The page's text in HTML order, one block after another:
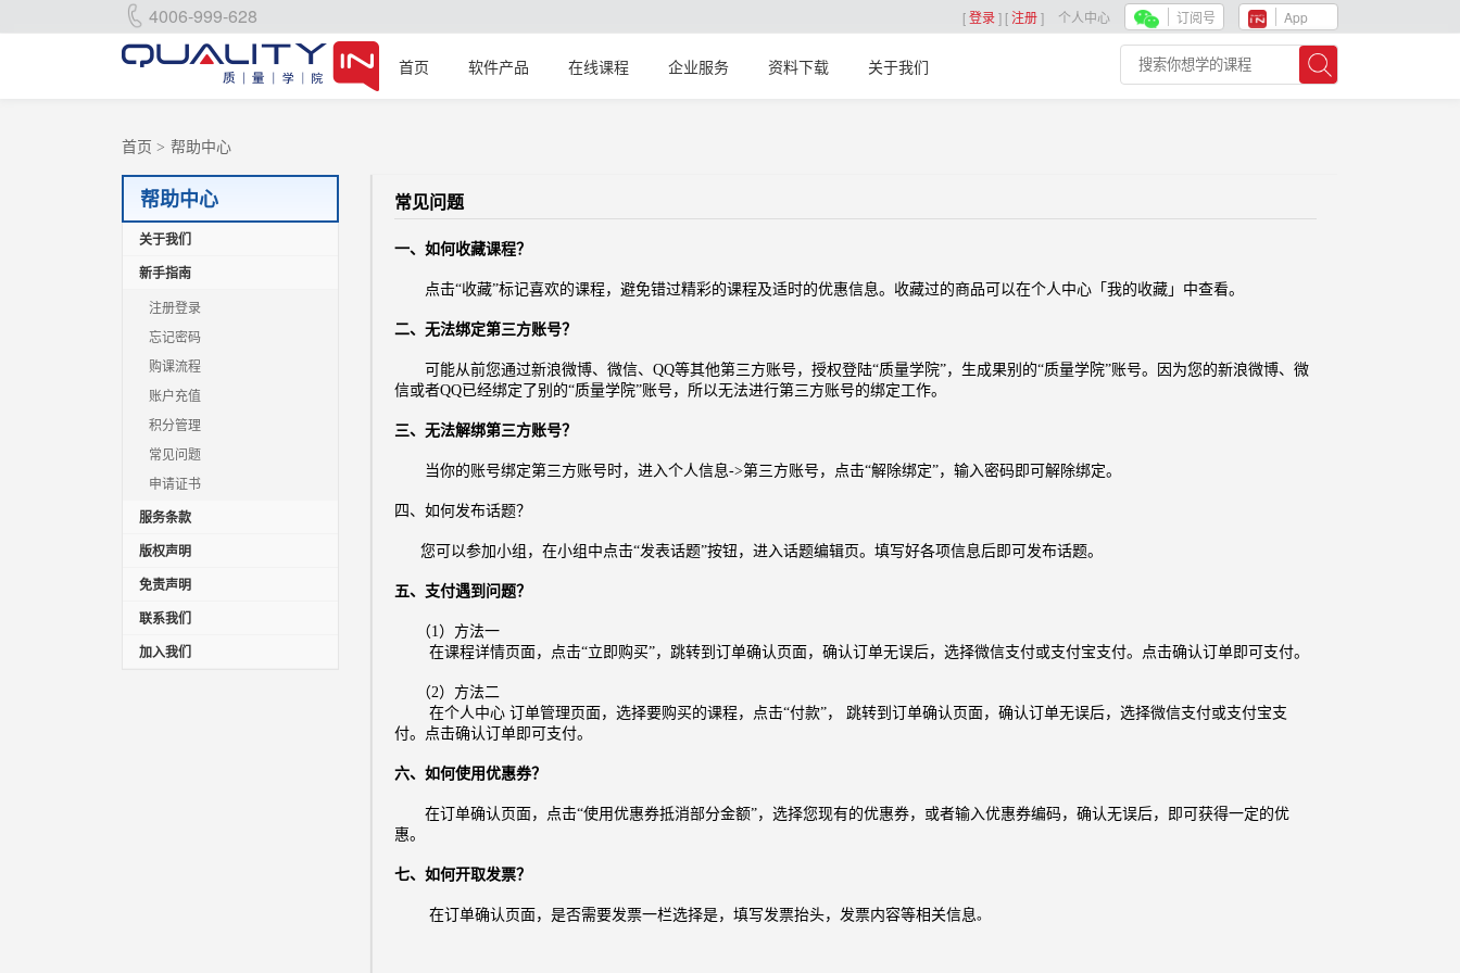
4006-999-628 [登录] [注册] 个人中心 订阅号 App
首页 软件产品 在线课程 企业服务 资料下载 关于我们
首页 > 帮助中心
帮助中心
关于我们
新手指南
注册登录
忘记密码
购课流程
账户充值
积分管理
常见问题
申请证书
服务条款
版权声明
免责声明
联系我们
加入我们
常见问题
一、如何收藏课程？
点击“收藏”标记喜欢的课程，避免错过精彩的课程及适时的优惠信息。收藏过的商品可以在个人中心「我的收藏」中查看。
二、 无法绑定第三方账号？
可能从前您通过新浪微博、微信、QQ等其他第三方账号，授权登陆“质量学院”，生成果别的“质量学院”账号。因为您的新浪微博、微
信或者QQ已经绑定了别的“质量学院”账号，所以无法进行第三方账号的绑定工作。
三、无法解绑第三方账号？
当你的账号绑定第三方账号时，进入个人信息->第三方账号，点击“解除绑定”，输入密码即可解除绑定。
四、如何发布话题？
您可以参加小组，在小组中点击“发表话题”按钮，进入话题编辑页。填写好各项信息后即可发布话题。
五、支付遇到问题？
（1）方法一
在课程详情页面，点击“立即购买”，跳转到订单确认页面，确认订单无误后，选择微信支付或支付宝支付。点击确认订单即可支付。
（2）方法二
在个人中心 订单管理页面，选择要购买的课程，点击“付款”， 跳转到订单确认页面，确认订单无误后，选择微信支付或支付宝支
付。点击确认订单即可支付。
六、如何使用优惠券？
在订单确认页面，点击“使用优惠券抵消部分金额”，选择您现有的优惠券，或者输入优惠券编码，确认无误后，即可获得一定的优
惠。
七、如何开取发票？
在订单确认页面，是否需要发票一栏选择是，填写发票抬头，发票内容等相关信息。